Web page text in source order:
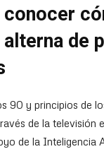
alterna de
90 y principios de
de la televisión
de la Inteligencia